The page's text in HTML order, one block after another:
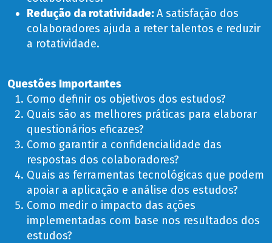
Redução da rotatividade:A satisfação dos
colaboradores ajuda a reter talentos e reduzir
a rotatividade.
Questões Importantes
Como definir os objetivos dos estudos?
Quais são as melhores práticas para elaborar
questionários eficazes?
Como garantir a confidencialidade das
respostas dos colaboradores?
Quais as ferramentas tecnológicas que podem
apoiar a aplicação e análise dos estudos?
Como medir o impacto das ações
implementadas com base nos resultados dos
estudos?